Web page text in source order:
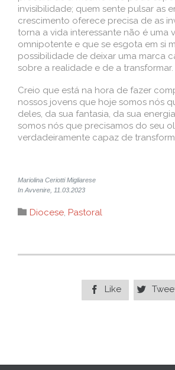
invisibilidade; quem sente pulsar as
crescimento oferece precisa de as
torna a vida interessante não é uma
omnipotente e que se esgota em si
possibilidade de deixar uma marca
sobre a realidade e de a transformar.
Creio que está na hora de fazer
nossos jovens que hoje somos nós
deles, da sua fantasia, da sua
somos nós que precisamos do seu
verdadeiramente capaz de
Mariolina Ceriotti Migliarese
In Avvenire, 11.03.2023
 Category
Diocese, Pastoral
 Like 